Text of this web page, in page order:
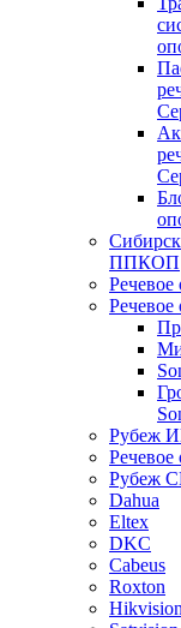
ППКОП
Речевое
Рубеж
Рубеж
Dahua
Eltex
DKC
Cabeus
Roxton
Hikvision